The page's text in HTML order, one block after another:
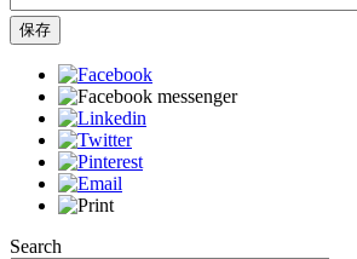
保存
Search